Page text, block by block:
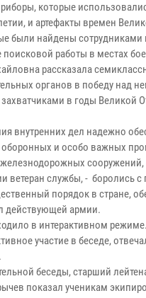
которые
и артефакты времен
были найдены
поисковой работы в местах
рассказала
органов в победу над
в годы Великой
внутренних дел надежно
оборонных и особо важных
ветеран службы, - боролись с
порядок в стране,
действующей армии.
в интерактивном
участие в беседе,
беседы, старший
показал ученикам